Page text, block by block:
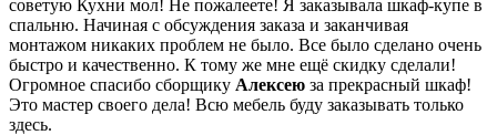
советую Кухни мол! Не пожалеете! Я заказывала шкаф-купе в
спальню. Начиная с обсуждения заказа и заканчивая
монтажом никаких проблем не было. Все было сделано очень
быстро и качественно. К тому же мне ещё скидку сделали!
Огромное спасибо сборщику Алексею за прекрасный шкаф!
Это мастер своего дела! Всю мебель буду заказывать только
здесь.